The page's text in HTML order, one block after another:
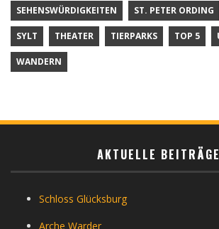
SEHENSWÜRDIGKEITEN ST. PETER ORDING
SYLT THEATER TIERPARKS TOP 5
WANDERN
AKTUELLE BEITRÄGE
Schloss Glücksburg
Arche Warder